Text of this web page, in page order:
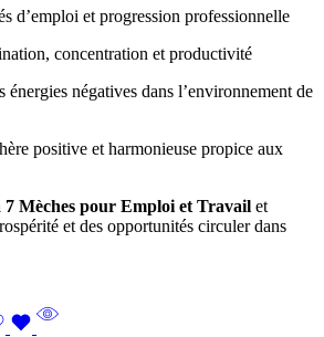
d’emploi et progression professionnelle
concentration et productivité
énergies négatives dans l’environnement de
positive et harmonieuse propice aux
7 Mèches pour Emploi et Travail et
et des opportunités circuler dans